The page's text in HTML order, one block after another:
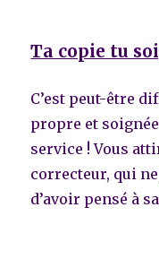
Ta copie tu
C’est peut-être
propre et
service ! Vous
correcteur, qui
d’avoir pensé à